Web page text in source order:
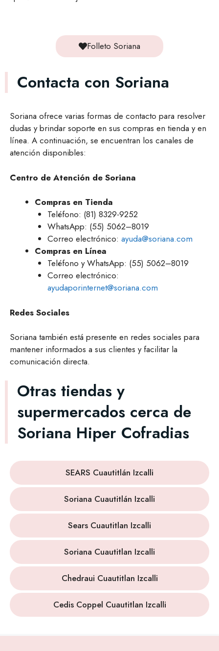
Folleto Soriana
Contacta con Soriana
Soriana ofrece varias formas de contacto para resolver
dudas y brindar soporte en sus compras en tienda y en
línea. A continuación, se encuentran los canales de
atención disponibles:
Centro de Atención de Soriana
Compras en Tienda
Teléfono: (81) 8329-9252
WhatsApp: (55) 5062–8019
Correo electrónico: ayuda@soriana.com
Compras en Línea
Teléfono y WhatsApp: (55) 5062–8019
Correo electrónico:
ayudaporinternet@soriana.com
Redes Sociales
Soriana también está presente en redes sociales para
mantener informados a sus clientes y facilitar la
comunicación directa.
Otras tiendas y
supermercados cerca de
Soriana Hiper Cofradias
SEARS Cuautitlán Izcalli
Soriana Cuautitlán Izcalli
Sears Cuautitlan Izcalli
Soriana Cuautitlan Izcalli
Chedraui Cuautitlan Izcalli
Cedis Coppel Cuautitlan Izcalli